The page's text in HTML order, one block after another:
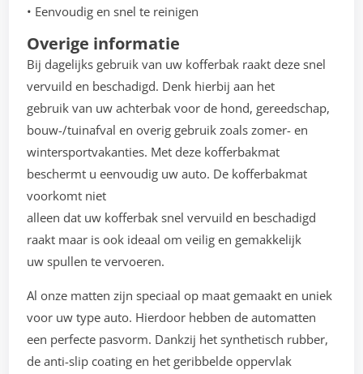
• Eenvoudig en snel te reinigen
Overige informatie
Bij dagelijks gebruik van uw kofferbak raakt deze snel
vervuild en beschadigd. Denk hierbij aan het
gebruik van uw achterbak voor de hond, gereedschap,
bouw-/tuinafval en overig gebruik zoals zomer- en
wintersportvakanties. Met deze kofferbakmat
beschermt u eenvoudig uw auto. De kofferbakmat
voorkomt niet
alleen dat uw kofferbak snel vervuild en beschadigd
raakt maar is ook ideaal om veilig en gemakkelijk
uw spullen te vervoeren.
Al onze matten zijn speciaal op maat gemaakt en uniek
voor uw type auto. Hierdoor hebben de automatten
een perfecte pasvorm. Dankzij het synthetisch rubber,
de anti-slip coating en het geribbelde oppervlak